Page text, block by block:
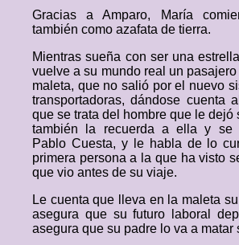
Gracias a Amparo, María
también como azafata de tierra.
Mientras sueña con ser una
vuelve a su mundo real un
maleta, que no salió por el nuevo
transportadoras, dándose cuenta
que se trata del hombre que le dejó
también la recuerda a ella y se
Pablo Cuesta, y le habla de lo
primera persona a la que ha visto
que vio antes de su viaje.
Le cuenta que lleva en la maleta
asegura que su futuro laboral
asegura que su padre lo va a matar